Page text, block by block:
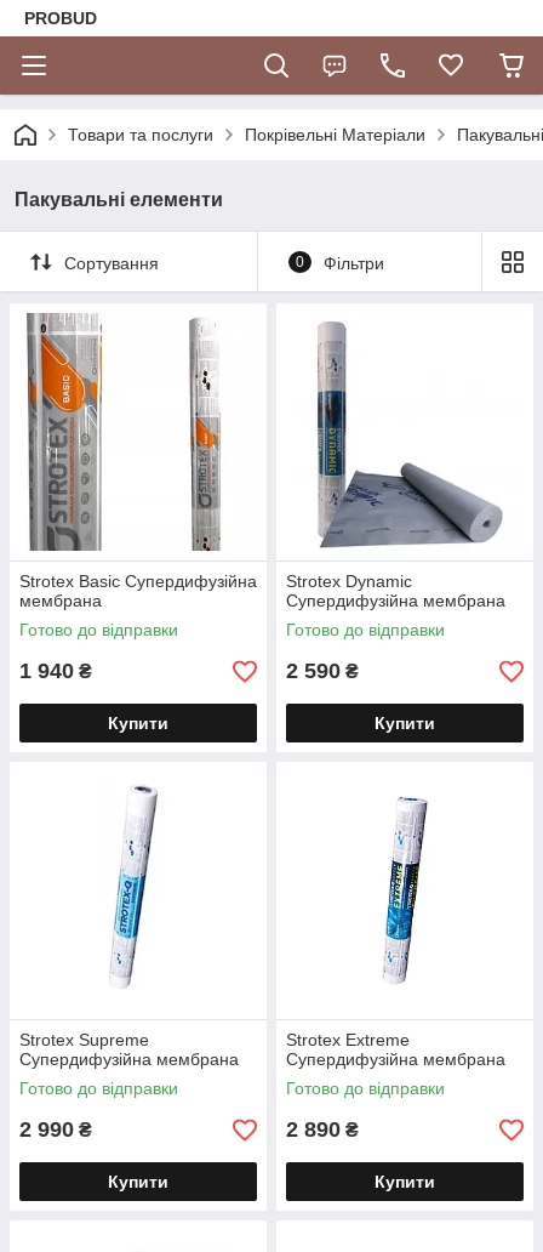
PROBUD
Товари та послуги Покрівельні Матеріали
Пакувальні елементи
Сортування 0 Фільтри
Strotex Basic Супердифузійна
мембрана
Готово до відправки
1 940 ₴
Купити
Strotex Dynamic
Супердифузійна мембрана
Готово до відправки
2 590 ₴
Купити
Strotex Supreme
Супердифузійна мембрана
Готово до відправки
2 990 ₴
Купити
Strotex Extreme
Супердифузійна мембрана
Готово до відправки
2 890 ₴
Купити